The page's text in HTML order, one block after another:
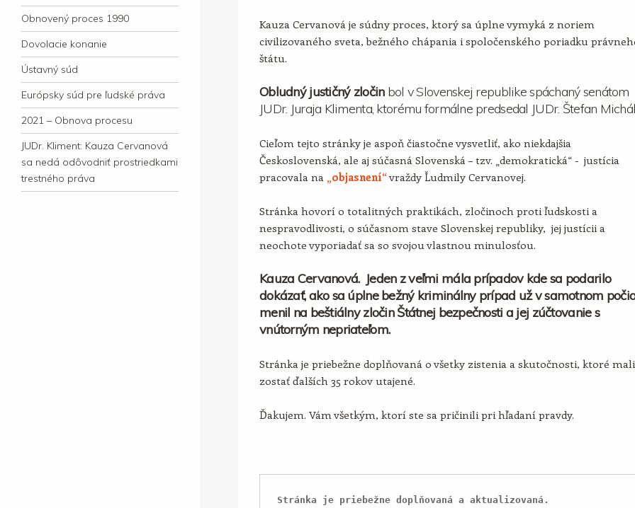
Obnovený proces 1990
Dovolacie konanie
Ústavný súd
Európsky súd pre ľudské práva
2021 – Obnova procesu
JUDr. Kliment: Kauza Cervanová
sa nedá odôvodniť prostriedkami
trestného práva
Kauza Cervanová je súdny proces, ktorý sa úplne vymyká z noriem
civilizovaného sveta, bežného chápania i spoločenského poriadku
štátu.
Obludný justičný zločin bol v Slovenskej republike spáchaný senátom
JUDr. Juraja Klimenta, ktorému formálne predsedal JUDr. Štefan
Cieľom tejto stránky je aspoň čiastočne vysvetliť, ako niekdajšia
Československá, ale aj súčasná Slovenská – tzv. „demokratická“ - justícia
pracovala na „objasnení“vraždy Ľudmily Cervanovej.
Stránka hovorí o totalitných praktikách, zločinoch proti ľudskosti a
nespravodlivosti, o súčasnom stave Slovenskej republiky, jej justícii a
neochote vyporiadať sa so svojou vlastnou minulosťou.
Kauza Cervanová. Jeden z veľmi mála prípadov kde sa podarilo
dokázať, ako sa úplne bežný kriminálny prípad už v samotnom
menil na beštiálny zločin Štátnej bezpečnosti a jej zúčtovanie s
vnútorným nepriateľom.
Stránka je priebežne doplňovaná o všetky zistenia a skutočnosti, ktoré mali
zostať ďalších 35 rokov utajené.
Ďakujem. Vám všetkým, ktorí ste sa pričinili pri hľadaní pravdy.
Stránka je priebežne doplňovaná a aktualizovaná.